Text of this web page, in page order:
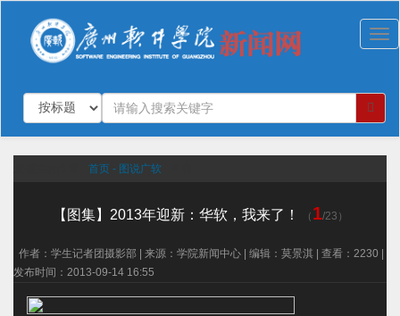
切
航
首页 - 图说广软
【图集】2013年迎新：华软，我来了！ （ 1/23）
作者：学生记者团摄影部 | 来源：学院新闻中心 | 编辑：莫景淇 | 查看：2230 |
发布时间：2013-09-14 16:55